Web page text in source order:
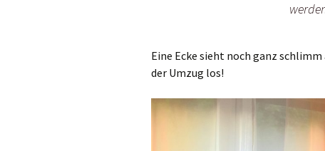
Eine Ecke sieht noch ganz
der Umzug los!